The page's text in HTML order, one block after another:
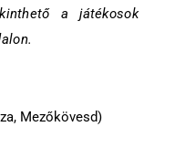
a játékosok
Mezőkövesd)